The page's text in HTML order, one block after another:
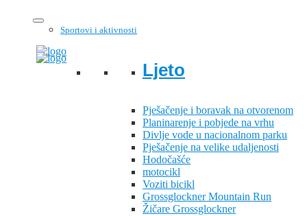
Sportovi i aktivnosti
Ljeto
Pješačenje i boravak na otvorenom
Planinarenje i pobjede na vrhu
Divlje vode u nacionalnom parku
Pješačenje na velike udaljenosti
Hodočašće
motocikl
Voziti bicikl
Grossglockner Mountain Run
Žičare Grossglockner